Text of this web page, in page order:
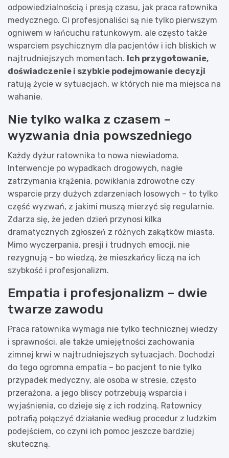
odpowiedzialnością i presją czasu, jak praca ratownika
medycznego. Ci profesjonaliści są nie tylko pierwszym
ogniwem w łańcuchu ratunkowym, ale często także
wsparciem psychicznym dla pacjentów i ich bliskich w
najtrudniejszych momentach. Ich przygotowanie,
doświadczenie i szybkie podejmowanie decyzji
ratują życie w sytuacjach, w których nie ma miejsca na
wahanie.
Nie tylko walka z czasem –
wyzwania dnia powszedniego
Każdy dyżur ratownika to nowa niewiadoma.
Interwencje po wypadkach drogowych, nagłe
zatrzymania krążenia, powikłania zdrowotne czy
wsparcie przy dużych zdarzeniach losowych – to tylko
część wyzwań, z jakimi muszą mierzyć się regularnie.
Zdarza się, że jeden dzień przynosi kilka
dramatycznych zgłoszeń z różnych zakątków miasta.
Mimo wyczerpania, presji i trudnych emocji, nie
rezygnują – bo wiedzą, że mieszkańcy liczą na ich
szybkość i profesjonalizm.
Empatia i profesjonalizm – dwie
twarze zawodu
Praca ratownika wymaga nie tylko technicznej wiedzy
i sprawności, ale także umiejętności zachowania
zimnej krwi w najtrudniejszych sytuacjach. Dochodzi
do tego ogromna empatia – bo pacjent to nie tylko
przypadek medyczny, ale osoba w stresie, często
przerażona, a jego bliscy potrzebują wsparcia i
wyjaśnienia, co dzieje się z ich rodziną. Ratownicy
potrafią połączyć działanie według procedur z ludzkim
podejściem, co czyni ich pomoc jeszcze bardziej
skuteczną.